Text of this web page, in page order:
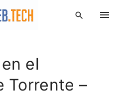
el
Torrente –